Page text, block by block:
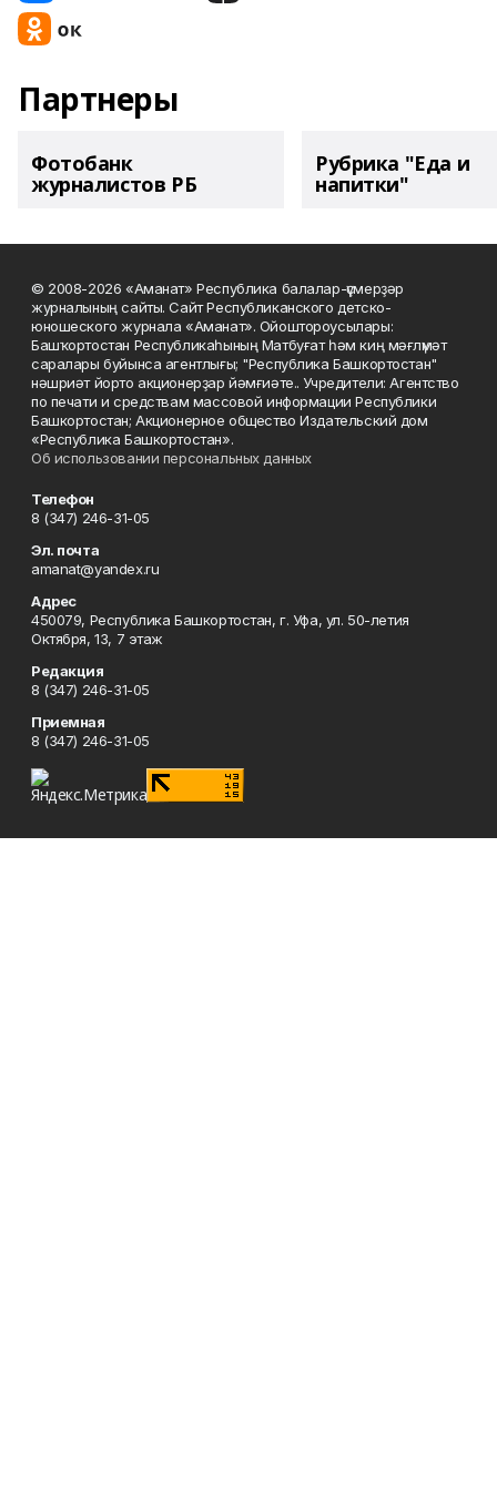
Партнеры
Фотобанк
журналистов РБ
Рубрика "Еда и
напитки"
© 2008-2026 «Аманат» Республика балалар-үҫмерҙәр
журналының сайты. Сайт Республиканского детско-
юношеского журнала «Аманат». Ойоштороусылары:
Башҡортостан Республикаһының Матбуғат һәм киң мәғлүмәт
саралары буйынса агентлығы; "Республика Башкортостан"
нәшриәт йорто акционерҙар йәмғиәте.. Учредители: Агентство
по печати и средствам массовой информации Республики
Башкортостан; Акционерное общество Издательский дом
«Республика Башкортостан».
Об использовании персональных данных
Телефон
8 (347) 246-31-05
Эл. почта
amanat@yandex.ru
Адрес
450079, Республика Башкортостан, г. Уфа, ул. 50-летия
Октября, 13, 7 этаж
Редакция
8 (347) 246-31-05
Приемная
8 (347) 246-31-05